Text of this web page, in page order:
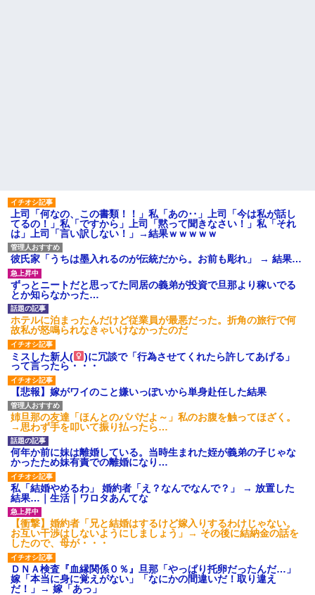
上司「何なの、この書類！！」私「あの‥」上司「今は私が話し
てるの！」私「ですから」上司「黙って聞きなさい！」私「それ
は」上司「言い訳しない！」→結果ｗｗｗｗｗ
彼氏家「うちは墨入れるのが伝統だから。お前も彫れ」 → 結果…
ずっとニートだと思ってた同居の義弟が投資で旦那より稼いでる
とか知らなかった…
ホテルに泊まったんだけど従業員が最悪だった。折角の旅行で何
故私が怒鳴られなきゃいけなかったのだ
ミスした新人(
)に冗談で「行為させてくれたら許してあげる」
って言ったら・・・
【悲報】嫁がワイのこと嫌いっぽいから単身赴任した結果
姉旦那の友達「ほんとのパパだよ～」私のお腹を触ってほざく。
→思わず手を叩いて振り払ったら…
何年か前に妹は離婚している。当時生まれた姪が義弟の子じゃな
かったため妹有責での離婚になり…
私「結婚やめるわ」 婚約者「え？なんでなんで？」 → 放置した
結果…｜生活｜ワロタあんてな
【衝撃】婚約者「兄と結婚はするけど嫁入りするわけじゃない。
お互い干渉はしないようにしましょう」→ その後に結納金の話を
したので、母が・・・
ＤＮＡ検査『血縁関係０％』旦那「やっぱり托卵だったんだ…」
嫁「本当に身に覚えがない」「なにかの間違いだ！取り違え
だ！」→ 嫁「あっ」